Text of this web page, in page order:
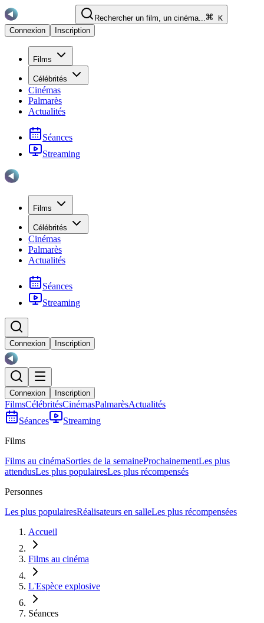
Rechercher un film, un cinéma...
K
Connexion
Inscription
Films
Célébrités
Cinémas
Palmarès
Actualités
Séances
Streaming
Films
Célébrités
Cinémas
Palmarès
Actualités
Séances
Streaming
Connexion Inscription
Connexion Inscription
FilmsCélébritésCinémasPalmarèsActualités
Séances
Streaming
Films
Films au cinémaSorties de la semaineProchainementLes plus
attendusLes plus populairesLes plus récompensés
Personnes
Les plus populairesRéalisateurs en salleLes plus récompensées
Accueil
Films au cinéma
L'Espèce explosive
Séances